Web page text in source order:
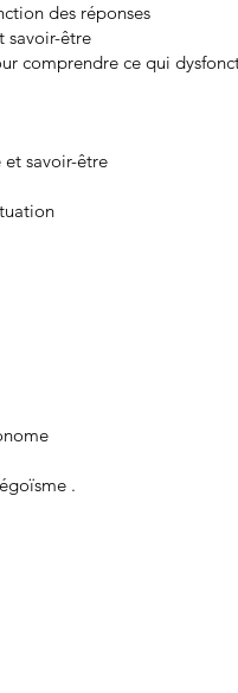
des réponses
savoir-être
comprendre ce qui
et savoir-être
.